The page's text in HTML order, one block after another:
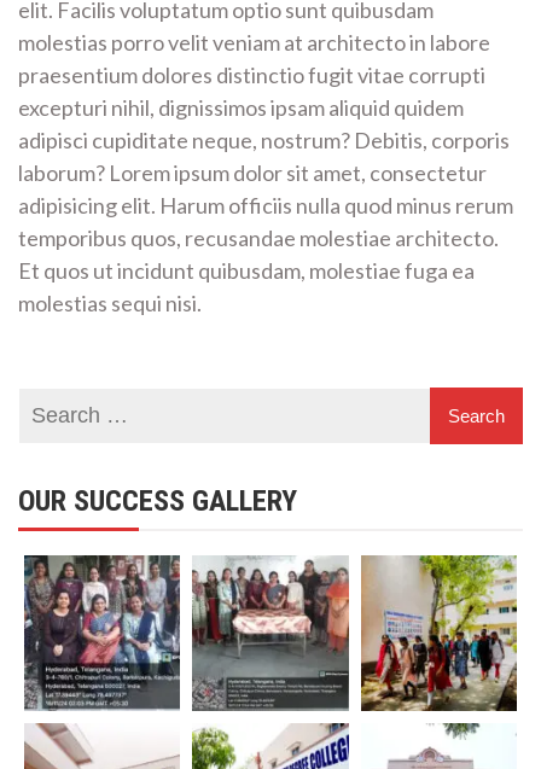
elit. Facilis voluptatum optio sunt quibusdam
molestias porro velit veniam at architecto in labore
praesentium dolores distinctio fugit vitae corrupti
excepturi nihil, dignissimos ipsam aliquid quidem
adipisci cupiditate neque, nostrum? Debitis, corporis
laborum? Lorem ipsum dolor sit amet, consectetur
adipisicing elit. Harum officiis nulla quod minus rerum
temporibus quos, recusandae molestiae architecto.
Et quos ut incidunt quibusdam, molestiae fuga ea
molestias sequi nisi.
OUR SUCCESS GALLERY